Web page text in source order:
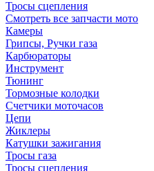
Тросы сцепления
Смотреть все запчасти мото
Камеры
Грипсы, Ручки газа
Карбюраторы
Инструмент
Тюнинг
Тормозные колодки
Счетчики моточасов
Цепи
Жиклеры
Катушки зажигания
Тросы газа
Тросы сцепления